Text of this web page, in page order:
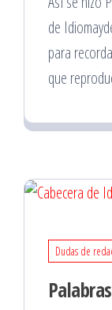
de
para
que
Dudas de